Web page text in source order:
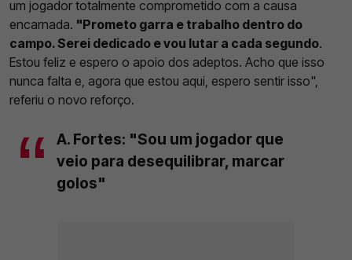
um jogador totalmente comprometido com a causa
encarnada. "Prometo garra e trabalho dentro do
campo. Serei dedicado e vou lutar a cada segundo.
Estou feliz e espero o apoio dos adeptos. Acho que isso
nunca falta e, agora que estou aqui, espero sentir isso",
referiu o novo reforço.
A. Fortes: "Sou um jogador que
veio para desequilibrar, marcar
golos"